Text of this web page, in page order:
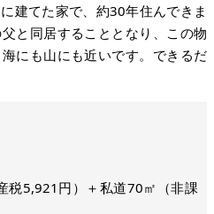
建てた家で、約30年住んできま
と同居することとなり、この物
にも山にも近いです。できるだ
税5,921円）＋私道70㎡（非課